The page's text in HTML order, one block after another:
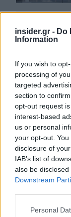
insider.gr - Do
Information
If you wish to
processing of
targeted
section to
opt-out request
interest-based
us or personal
your opt-out.
disclosure of
IAB’s list of
also be
Downstream
Please note that
Personal